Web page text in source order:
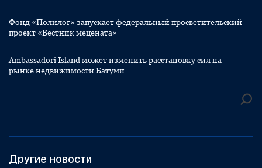
Фонд «Полилог» запускает федеральный просветительский
проект «Вестник мецената»
Ambassadori Island может изменить расстановку сил на
рынке недвижимости Батуми
Другие новости